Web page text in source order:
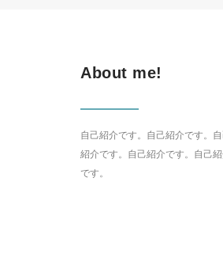
About me!
自己紹介です。自己紹介です。
紹介です。自己紹介です。自己
です。